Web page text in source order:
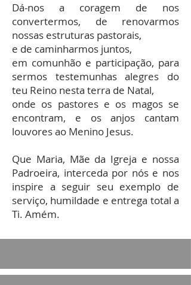
Dá-nos a coragem de nos
convertermos, de renovarmos
nossas estruturas pastorais,
e de caminharmos juntos,
em comunhão e participação, para
sermos testemunhas alegres do
teu Reino nesta terra de Natal,
onde os pastores e os magos se
encontram, e os anjos cantam
louvores ao Menino Jesus.
Que Maria, Mãe da Igreja e nossa
Padroeira, interceda por nós e nos
inspire a seguir seu exemplo de
serviço, humildade e entrega total a
Ti. Amém.